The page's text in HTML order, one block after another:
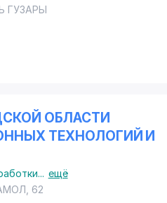
ГУЗАРЫ
ОБЛАСТИ
ТЕХНОЛОГИЙ И
... ещё
, 62